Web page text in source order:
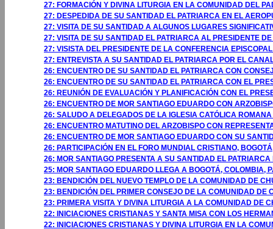
27: FORMACIÓN Y DIVINA LITURGIA EN LA COMUNIDAD DEL
27: DESPEDIDA DE SU SANTIDAD EL PATRIARCA EN EL
27: VISITA DE SU SANTIDAD A ALGUNOS LUGARES
27: VISITA DE SU SANTIDAD EL PATRIARCA AL PRESIDENTE
27: VISISTA DEL PRESIDENTE DE LA CONFERENCIA
27: ENTREVISTA A SU SANTIDAD EL PATRIARCA POR EL
26: ENCUENTRO DE SU SANTIDAD EL PATRIARCA CON
26: ENCUENTRO DE SU SANTIDAD EL PATRIARCA CON EL
26: REUNIÓN DE EVALUACIÓN Y PLANIFICACIÓN CON EL
26: ENCUENTRO DE MOR SANTIAGO EDUARDO CON
26: SALUDO A DELEGADOS DE LA IGLESIA CATÓLICA
26: ENCUENTRO MATUTINO DEL ARZOBISPO CON
26: ENCUENTRO DE MOR SANTIAGO EDUARDO CON SU
26: PARTICIPACIÓN EN EL FORO MUNDIAL CRISTIANO,
26: MOR SANTIAGO PRESENTA A SU SANTIDAD EL
25: MOR SANTIAGO EDUARDO LLEGA A BOGOTÁ, COLOMBIA,
23: BENDICIÓN DEL NUEVO TEMPLO DE LA COMUNIDAD DE
23: BENDICIÓN DEL PRIMER CONSEJO DE LA COMUNIDAD
23: PRIMERA VISITA Y DIVINA LITURGIA A LA COMUNIDAD DE
22: INICIACIONES CRISTIANAS Y SANTA MISA CON LOS
22: INICIACIONES CRISTIANAS Y DIVINA LITURGIA EN LA